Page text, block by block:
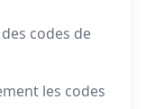
codes de
les codes